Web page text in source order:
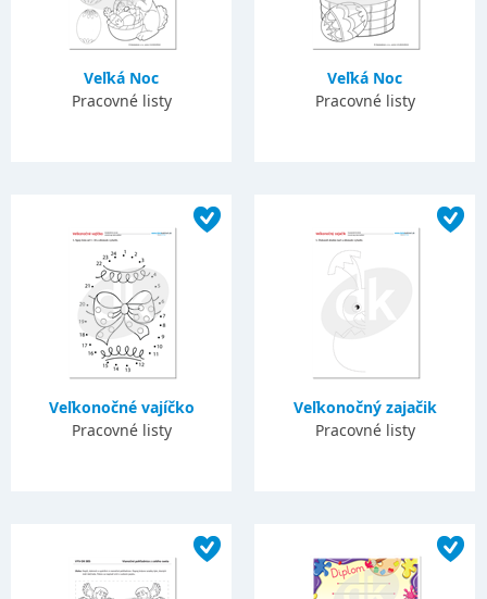
Veľká Noc
Pracovné listy
Veľká Noc
Pracovné listy
Veľkonočné vajíčko
Pracovné listy
Veľkonočný zajačik
Pracovné listy